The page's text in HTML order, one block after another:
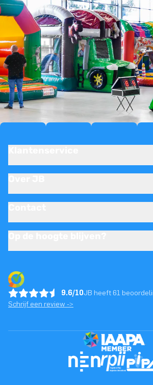
9.6/10JB heeft 61
Schrijf een review ->